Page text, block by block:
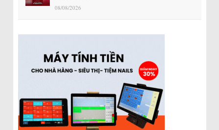
08/08/2026